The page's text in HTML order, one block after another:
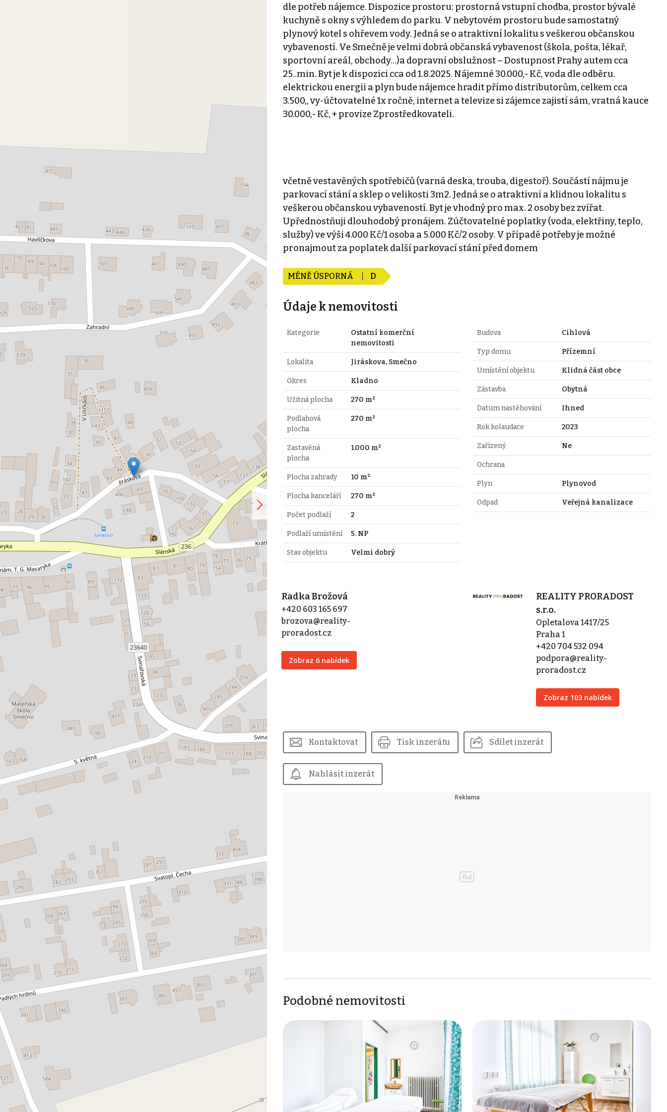
dle potřeb nájemce. Dispozice prostoru: prostorná vstupní chodba, prostor bývalé
kuchyně s okny s výhledem do parku. V nebytovém prostoru bude samostatný
plynový kotel s ohřevem vody. Jedná se o atraktivní lokalitu s veškerou občanskou
vybaveností. Ve Smečně je velmi dobrá občanská vybavenost (škola, pošta, lékař,
sportovní areál, obchody…)a dopravní obslužnost – Dostupnost Prahy autem cca
25..min. Byt je k dispozici cca od 1.8.2025. Nájemné 30.000,- Kč, voda dle odběru.
elektrickou energii a plyn bude nájemce hradit přímo distributorům, celkem cca
3.500,, vy-účtovatelné 1x ročně, internet a televize si zájemce zajistí sám, vratná kauce
30.000,- Kč, + provize Zprostředkovateli.
včetně vestavěných spotřebičů (varná deska, trouba, digestoř). Součástí nájmu je
parkovací stání a sklep o velikosti 3m2. Jedná se o atraktivní a klidnou lokalitu s
veškerou občanskou vybaveností. Byt je vhodný pro max. 2 osoby bez zvířat.
Upřednostňuji dlouhodobý pronájem. Zúčtovatelné poplatky (voda, elektřiny, teplo,
služby) ve výši 4.000 Kč/1 osoba a 5.000 Kč/2 osoby. V případě potřeby je možné
pronajmout za poplatek další parkovací stání před domem
MÉNĚ ÚSPORNÁ D
Údaje k nemovitosti
Kategorie
Ostatní komerční
nemovitosti
Lokalita Jiráskova, Smečno
Okres Kladno
Užitná plocha 270 m²
Podlahová
plocha
270 m²
Zastavěná
plocha
1.000 m²
Plocha zahrady 10 m²
Plocha kanceláří 270 m²
Počet podlaží 2
Podlaží umístění 5. NP
Stav objektu Velmi dobrý
Budova Cihlová
Typ domu Přízemní
Umístění objektu Klidná část obce
Zástavba Obytná
Datum nastěhování Ihned
Rok kolaudace 2023
Zařízený Ne
Ochrana
Plyn Plynovod
Odpad Veřejná kanalizace
Radka Brožová
+420 603 165 697
brozova@reality-
proradost.cz
Zobraz 6 nabídek
REALITY PRORADOST
s.r.o.
Opletalova 1417/25
Praha 1
+420 704 532 094
podpora@reality-
proradost.cz
Zobraz 103 nabídek
Kontaktovat Tisk inzerátu Sdílet inzerát
Nahlásit inzerát
Podobné nemovitosti